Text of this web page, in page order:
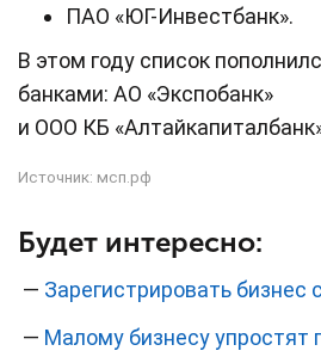
ПАО «ЮГ-Инвестбанк».
В этом году список
банками: АО «Экспобанк»
и ООО КБ
Источник: мсп.рф
Будет интересно:
— Зарегистрировать бизнес
— Малому бизнесу упростят